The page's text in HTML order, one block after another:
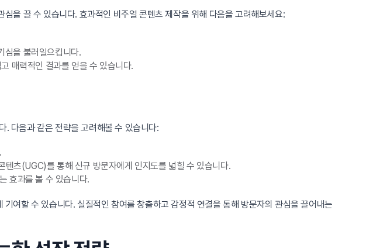
을 끌 수 있습니다. 효과적인 비주얼 콘텐츠 제작을 위해 다음을 고려해보세요:
심을 불러일으킵니다.
매력적인 결과를 얻을 수 있습니다.
. 다음과 같은 전략을 고려해볼 수 있습니다:
츠(UGC)를 통해 신규 방문자에게 인지도를 넓힐 수 있습니다.
효과를 볼 수 있습니다.
여할 수 있습니다. 실질적인 참여를 창출하고 감정적 연결을 통해 방문자의 관심을 끌어내는